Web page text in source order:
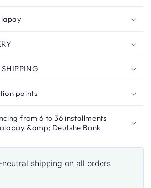
SHIPPING
points
from 6 to 36 installments
&amp; Deutshe Bank
neutral shipping on all orders